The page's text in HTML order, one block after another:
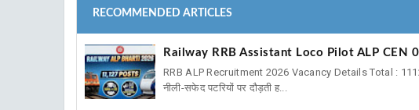
RECOMMENDED ARTICLES
Railway RRB Assistant Loco Pilot ALP
RRB ALP Recruitment 2026 Vacancy Details Total :
नीली-सफेद पटरियों पर दौड़ती ह...